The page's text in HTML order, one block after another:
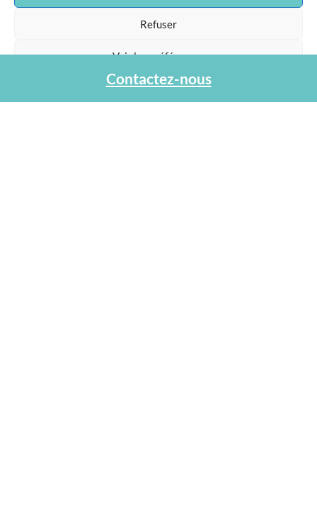
Refuser
Voir les préférences
Protection des données personnelles
Contactez-nous